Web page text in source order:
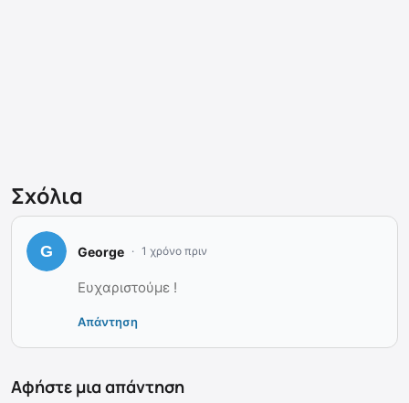
Σχόλια
George 1 χρόνο πριν
Ευχαριστούμε !
Απάντηση
Αφήστε μια απάντηση